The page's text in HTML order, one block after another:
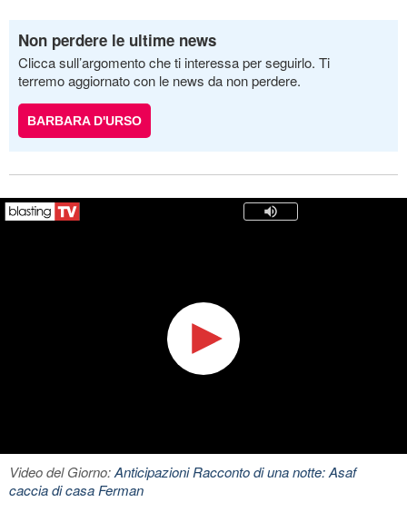
Non perdere le ultime news
Clicca sull’argomento che ti interessa per seguirlo. Ti
terremo aggiornato con le news da non perdere.
BARBARA D'URSO
Video del Giorno:Anticipazioni Racconto di una notte: Asaf
caccia di casa Ferman